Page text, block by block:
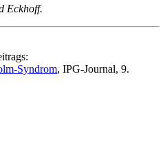
Eckhoff.
Syndrom, IPG-Journal, 9.